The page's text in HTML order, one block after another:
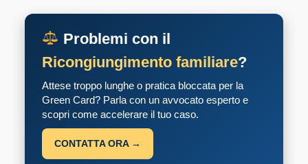
Problemi con il
Ricongiungimento familiare?
Attese troppo lunghe o pratica bloccata per la
Green Card? Parla con un avvocato esperto e
scopri come accelerare il tuo caso.
CONTATTA ORA →